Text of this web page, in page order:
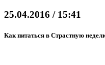
25.04.2016 / 15:41
Как питаться в Страстную